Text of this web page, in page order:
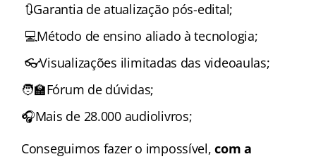
🔃Garantia de atualização pós-edital;
💻Método de ensino aliado à tecnologia;
👓Visualizações ilimitadas das videoaulas;
🧑‍🏫Fórum de dúvidas;
🎧Mais de 28.000 audiolivros;
Conseguimos fazer o impossível,com a